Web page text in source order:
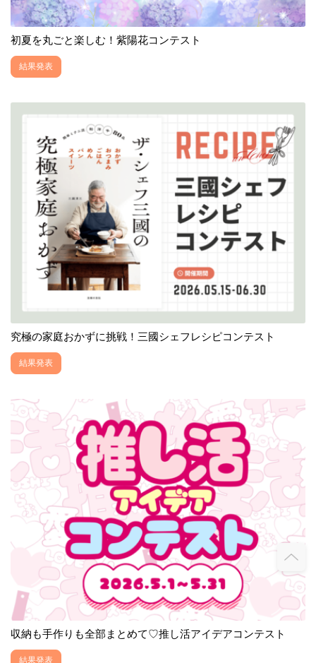
初夏を丸ごと楽しむ！紫陽花コンテスト
結果発表
究極の家庭おかずに挑戦！三國シェフレシピコンテスト
結果発表
収納も手作りも全部まとめて♡推し活アイデアコンテスト
結果発表